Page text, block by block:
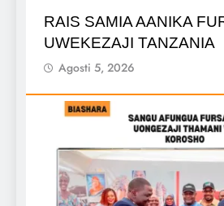
RAIS SAMIA AANIKA
UWEKEZAJI TANZANIA
Agosti 5, 2026